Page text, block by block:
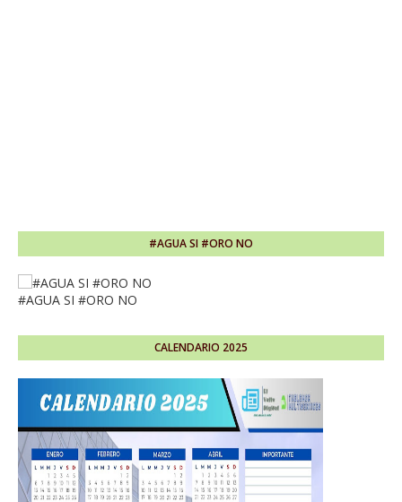
#AGUA SI #ORO NO
#AGUA SI #ORO NO
CALENDARIO 2025